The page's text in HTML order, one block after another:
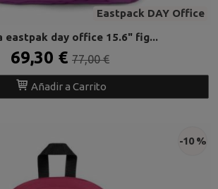
Eastpack DAY Office
eastpak day office 15.6" fig...
69,30 € 77,00 €
Añadir a Carrito
-10 %